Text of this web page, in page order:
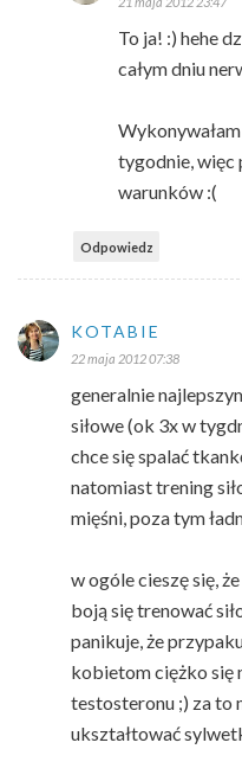
To ja! :) hehe
całym dniu
tygodnie, więc
warunków :(
Odpowiedz
KOTABIE
22 maja 2012 07:38
generalnie
siłowe (ok 3x w
chce się spalać
natomiast trening
mięśni, poza tym
w ogóle cieszę się,
boją się trenować
panikuje, że
kobietom ciężko się
testosteronu ;) za to
ukształtować